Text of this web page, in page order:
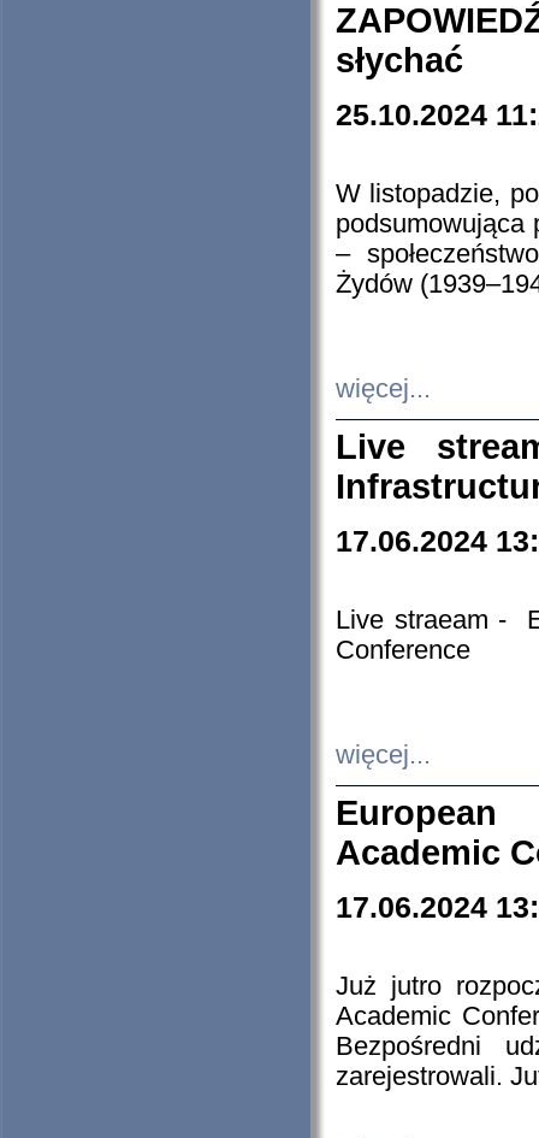
słychać
25.10.2024
W listopadzie,
podsumowująca
–
Żydów
więcej...
Live
17.06.2024
Live straeam -
Conference
więcej...
European
Academic
17.06.2024
Już jutro
Academic
Bezpośredni
zarejestrowali.